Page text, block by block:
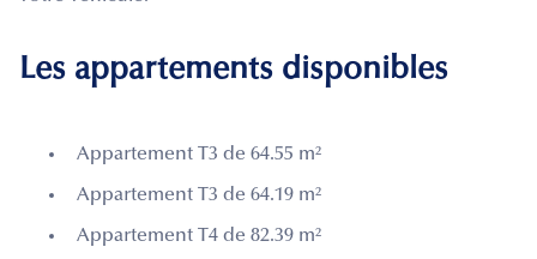
Les appartements disponibles
Appartement T3 de 64.55 m²
Appartement T3 de 64.19 m²
Appartement T4 de 82.39 m²